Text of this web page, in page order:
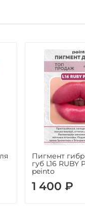
Пигмент
губ L16 RUBY
peinto
1 400 ₽